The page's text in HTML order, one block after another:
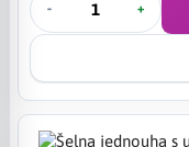
- +